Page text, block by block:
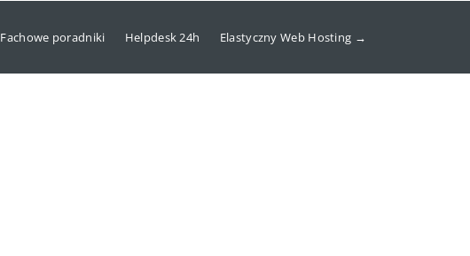
Fachowe poradniki Helpdesk 24h Elastyczny Web Hosting →